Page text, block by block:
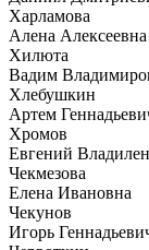
Харламова
Алена Алексеевна
Хилюта
Вадим
Хлебушкин
Артем
Хромов
Евгений
Чекмезова
Елена Ивановна
Чекунов
Игорь